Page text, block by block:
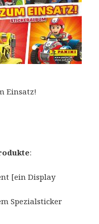
Einsatz!
:
[ein Display
Spezialsticker